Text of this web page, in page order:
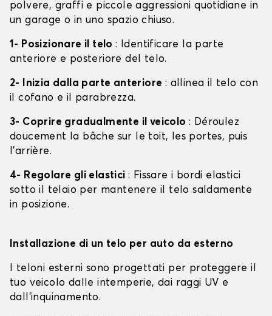
polvere, graffi e piccole aggressioni quotidiane in
un garage o in uno spazio chiuso.
1- Posizionare il telo: Identificare la parte
anteriore e posteriore del telo.
2- Inizia dalla parte anteriore : allinea il telo con
il cofano e il parabrezza.
3- Coprire gradualmente il veicolo : Déroulez
doucement la bâche sur le toit, les portes, puis
l'arrière.
4- Regolare gli elastici : Fissare i bordi elastici
sotto il telaio per mantenere il telo saldamente
in posizione.
Installazione di un telo per auto da esterno
I teloni esterni sono progettati per proteggere il
tuo veicolo dalle intemperie, dai raggi UV e
dall'inquinamento.